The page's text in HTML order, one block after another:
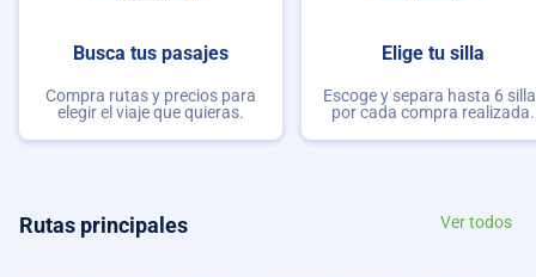
Busca tus pasajes
Compra rutas y precios para
elegir el viaje que quieras.
Elige tu silla
Escoge y separa hasta 6
por cada compra realizada.
Rutas principales Ver todos